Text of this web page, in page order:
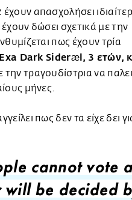
απασχολήσει
δώσει σχετικά με την
πως έχουν τρία
Dark Sideræl, 3 ετών,
την τραγουδίστρια να
μήνες.
πως δεν τα είχε δει
cannot vote
will be decided